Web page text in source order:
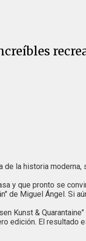
la historia
y que pronto se
de Miguel Ángel. Si
Kunst &
edición. El resultado